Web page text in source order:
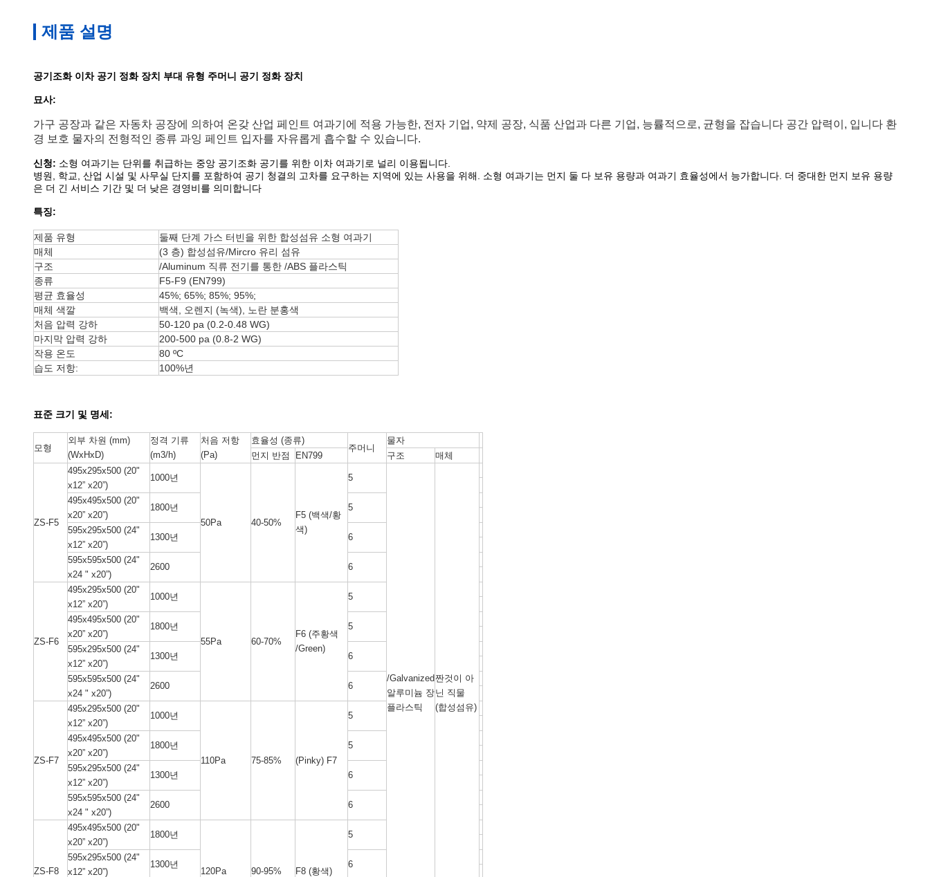
제품 설명
공기조화 이차 공기 정화 장치 부대 유형 주머니 공기 정화 장치
묘사:
가구 공장과 같은 자동차 공장에 의하여 온갖 산업 페인트 여과기에 적용 가능한, 전자 기업, 약제 공장, 식품 산업과 다른 기업, 능률적으로, 균형을 잡습니다 공간 압력이, 입니다 환
경 보호 물자의 전형적인 종류 과잉 페인트 입자를 자유롭게 흡수할 수 있습니다.
신청: 소형 여과기는 단위를 취급하는 중앙 공기조화 공기를 위한 이차 여과기로 널리 이용됩니다.
병원, 학교, 산업 시설 및 사무실 단지를 포함하여 공기 청결의 고차를 요구하는 지역에 있는 사용을 위해. 소형 여과기는 먼지 둘 다 보유 용량과 여과기 효율성에서 능가합니다. 더 중대한 먼지 보유 용량
은 더 긴 서비스 기간 및 더 낮은 경영비를 의미합니다
특징:
제품 유형
둘째 단계 가스 터빈을 위한 합성섬유 소형 여과기
매체
(3 층) 합성섬유/Mircro 유리 섬유
구조
/Aluminum 직류 전기를 통한 /ABS 플라스틱
종류
F5-F9 (EN799)
평균 효율성
45%; 65%; 85%; 95%;
매체 색깔
백색, 오렌지 (녹색), 노란 분홍색
처음 압력 강하
50-120 pa (0.2-0.48 WG)
마지막 압력 강하
200-500 pa (0.8-2 WG)
작용 온도
80 ºC
습도 저항:
100%년
표준 크기 및 명세:
모형
외부 차원 (mm)
(WxHxD)
정격 기류
(m3/h)
처음 저항
(Pa)
효율성 (종류)
주머니
물자
먼지 반점
EN799 구조 매체
ZS-F5
495x295x500 (20"
x12” x20”)
1000년
50Pa 40-50%
F5 (백색/황
색)
5
/Galvanized
알루미늄 장
플라스틱
짠것이 아
닌 직물
(합성섬유)
495x495x500 (20"
x20” x20”)
1800년 5
595x295x500 (24"
x12” x20”)
1300년 6
595x595x500 (24"
x24 " x20”)
2600 6
ZS-F6
495x295x500 (20"
x12” x20”)
1000년
55Pa 60-70%
F6 (주황색
/Green)
5
495x495x500 (20"
x20” x20”)
1800년 5
595x295x500 (24"
x12” x20”)
1300년 6
595x595x500 (24"
x24 " x20”)
2600 6
ZS-F7
495x295x500 (20"
x12” x20”)
1000년
110Pa 75-85% (Pinky) F7
5
495x495x500 (20"
x20” x20”)
1800년 5
595x295x500 (24"
x12” x20”)
1300년 6
595x595x500 (24"
x24 " x20”)
2600 6
ZS-F8
495x495x500 (20"
x20” x20”)
1800년
120Pa 90-95% F8 (황색)
5
595x295x500 (24"
x12” x20”)
1300년 6